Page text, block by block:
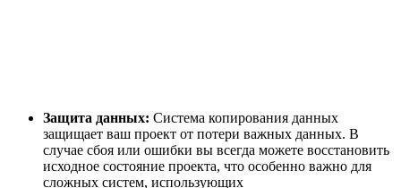
Защита данных: Система копирования данных
защищает ваш проект от потери важных данных. В
случае сбоя или ошибки вы всегда можете восстановить
исходное состояние проекта, что особенно важно для
сложных систем, использующих